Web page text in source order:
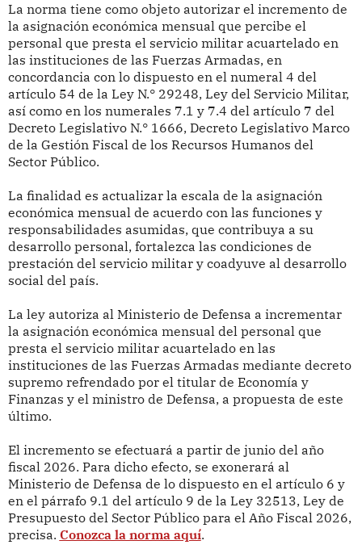
La norma tiene como objeto autorizar el incremento de
la asignación económica mensual que percibe el
personal que presta el servicio militar acuartelado en
las instituciones de las Fuerzas Armadas, en
concordancia con lo dispuesto en el numeral 4 del
artículo 54 de la Ley N.° 29248, Ley del Servicio Militar,
así como en los numerales 7.1 y 7.4 del artículo 7 del
Decreto Legislativo N.° 1666, Decreto Legislativo Marco
de la Gestión Fiscal de los Recursos Humanos del
Sector Público.
La finalidad es actualizar la escala de la asignación
económica mensual de acuerdo con las funciones y
responsabilidades asumidas, que contribuya a su
desarrollo personal, fortalezca las condiciones de
prestación del servicio militar y coadyuve al desarrollo
social del país.
La ley autoriza al Ministerio de Defensa a incrementar
la asignación económica mensual del personal que
presta el servicio militar acuartelado en las
instituciones de las Fuerzas Armadas mediante decreto
supremo refrendado por el titular de Economía y
Finanzas y el ministro de Defensa, a propuesta de este
último.
El incremento se efectuará a partir de junio del año
fiscal 2026. Para dicho efecto, se exonerará al
Ministerio de Defensa de lo dispuesto en el artículo 6 y
en el párrafo 9.1 del artículo 9 de la Ley 32513, Ley de
Presupuesto del Sector Público para el Año Fiscal 2026,
precisa. Conozca la norma aquí.